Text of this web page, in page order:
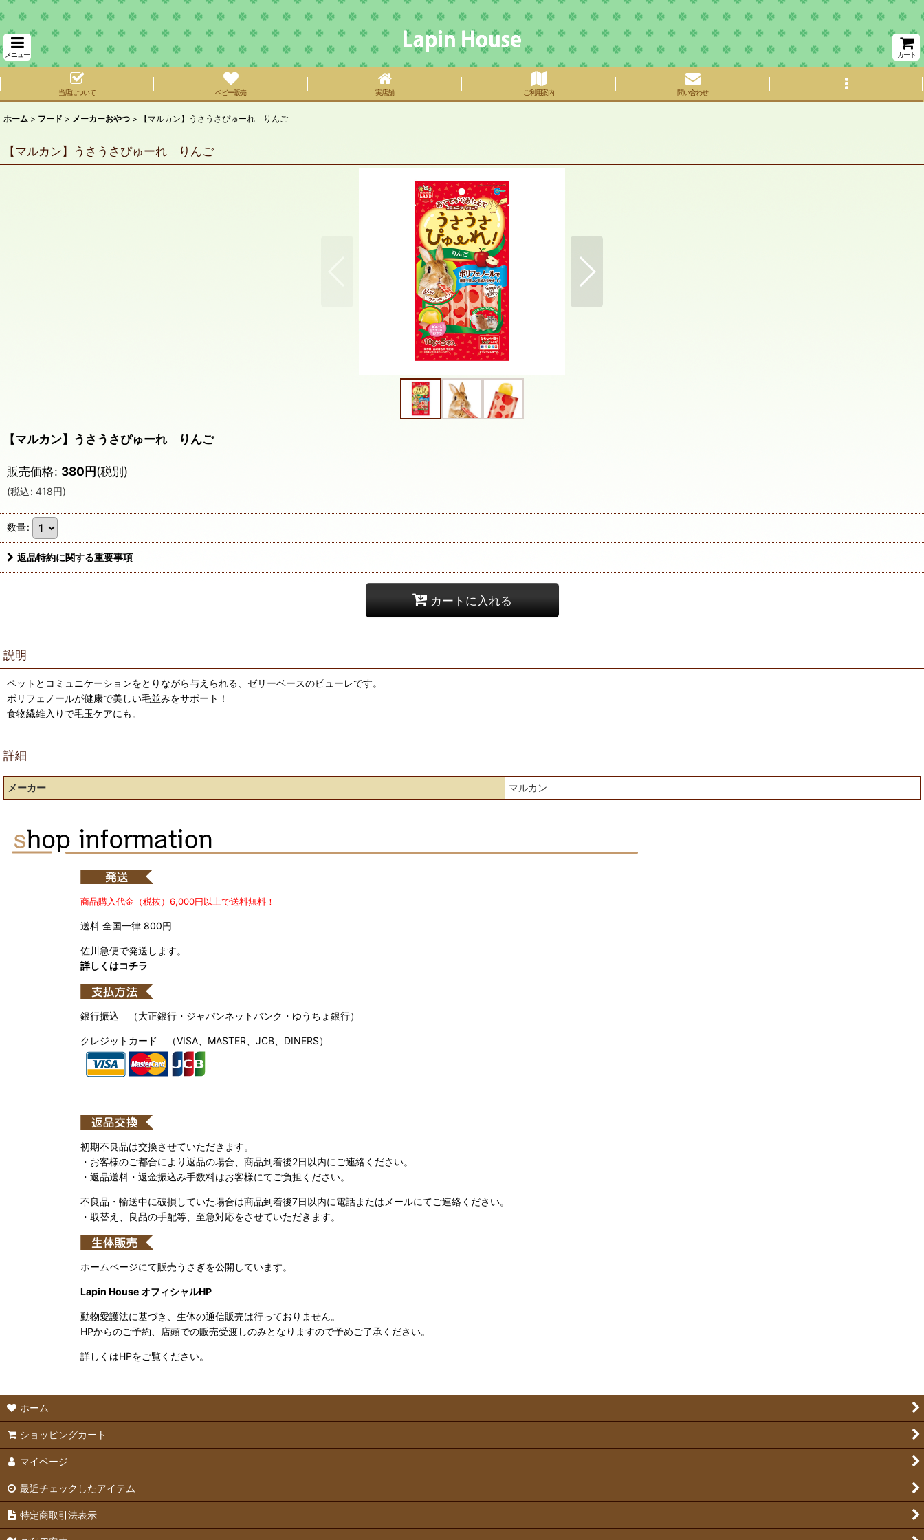
メニュー カート
当店について ベビー販売 実店舗 ご利用案内 問い合わせ
ホーム > フード > メーカーおやつ > 【マルカン】うさうさぴゅーれ りんご
【マルカン】うさうさぴゅーれ りんご
【マルカン】うさうさぴゅーれ りんご
販売価格: 380円(税別)
(税込: 418円)
数量:
返品特約に関する重要事項
カートに入れる
説明
ペットとコミュニケーションをとりながら与えられる、ゼリーベースのピューレです。
ポリフェノールが健康で美しい毛並みをサポート！
食物繊維入りで毛玉ケアにも。
詳細
メーカー マルカン
商品購入代金（税抜）6,000円以上で送料無料！
送料 全国一律 800円
佐川急便で発送します。
詳しくはコチラ
銀行振込 （大正銀行・ジャパンネットバンク・ゆうちょ銀行）
クレジットカード （VISA、MASTER、JCB、DINERS）
初期不良品は交換させていただきます。
・お客様のご都合により返品の場合、商品到着後2日以内にご連絡ください。
・返品送料・返金振込み手数料はお客様にてご負担ください。
不良品・輸送中に破損していた場合は商品到着後7日以内に電話またはメールにてご連絡ください。
・取替え、良品の手配等、至急対応をさせていただきます。
ホームページにて販売うさぎを公開しています。
Lapin House オフィシャルHP
動物愛護法に基づき、生体の通信販売は行っておりません。
HPからのご予約、店頭での販売受渡しのみとなりますので予めご了承ください。
詳しくはHPをご覧ください。
ホーム
ショッピングカート
マイページ
最近チェックしたアイテム
特定商取引法表示